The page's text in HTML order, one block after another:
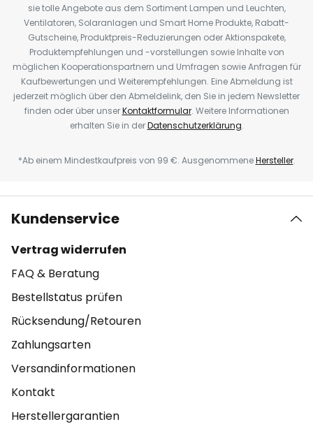
sie tolle Angebote aus dem Sortiment Lampen und Leuchten,
Ventilatoren, Solaranlagen und Smart Home Produkte, Rabatt-
Gutscheine, Produktpreis-Reduzierungen oder Aktionspakete,
Produktempfehlungen und -vorstellungen sowie Inhalte von
möglichen Kooperationspartnern und Umfragen sowie Anfragen für
Kaufbewertungen und Weiterempfehlungen. Eine Abmeldung ist
jederzeit möglich über den Abmeldelink, den Sie in jedem Newsletter
finden oder über unserKontaktformular. Weitere Informationen
erhalten Sie in derDatenschutzerklärung.
*Ab einem Mindestkaufpreis von 99 €. AusgenommeneHersteller.
Kundenservice
Vertrag widerrufen
FAQ & Beratung
Bestellstatus prüfen
Rücksendung/Retouren
Zahlungsarten
Versandinformationen
Kontakt
Herstellergarantien